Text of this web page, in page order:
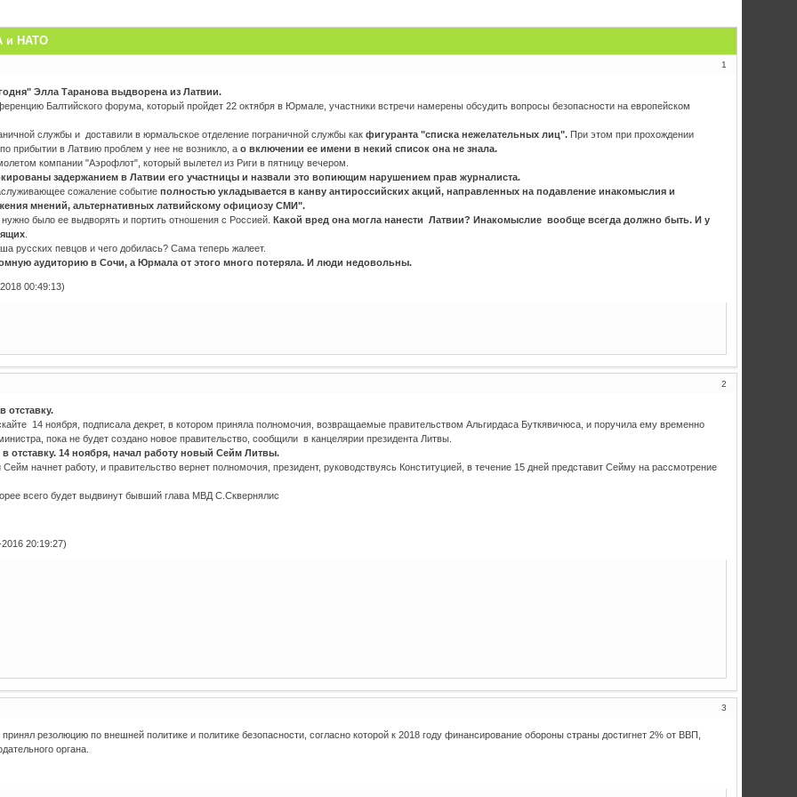
и НАТО
1
Элла Таранова выдворена из Латвии.
Балтийского форума, который пройдет 22 октября в Юрмале, участники встречи намерены обсудить вопросы безопасности на европейском
службы и доставили в юрмальское отделение пограничной службы какфигуранта "списка нежелательных лиц". При этом при прохождении
по прибытии в Латвию проблем у нее не возникло, ао включении ее имени в некий список она не знала.
компании "Аэрофлот", который вылетел из Риги в пятницу вечером.
задержанием в Латвии его участницы и назвали это вопиющим нарушением прав журналиста.
сожаление событиеполностью укладывается в канву антироссийских акций, направленных на подавление инакомыслия и
мнений, альтернативных латвийскому официозу СМИ".
было ее выдворять и портить отношения с Россией.Какой вред она могла нанести Латвии? Инакомыслие вообще всегда должно быть. И у
русских певцов и чего добилась? Сама теперь жалеет.
аудиторию в Сочи, а Юрмала от этого много потеряла. И люди недовольны.
00:49:13)
2
отставку.
14 ноября, подписала декрет, в котором приняла полномочия, возвращаемые правительством Альгирдаса Буткявичюса, и поручила ему временно
пока не будет создано новое правительство, сообщили в канцелярии президента Литвы.
отставку. 14 ноября, начал работу новый Сейм Литвы.
начнет работу, и правительство вернет полномочия, президент, руководствуясь Конституцией, в течение 15 дней представит Сейму на рассмотрение
всего будет выдвинут бывший глава МВД С.Сквернялис
20:19:27)
3
резолюцию по внешней политике и политике безопасности, согласно которой к 2018 году финансирование обороны страны достигнет 2% от ВВП,
органа.